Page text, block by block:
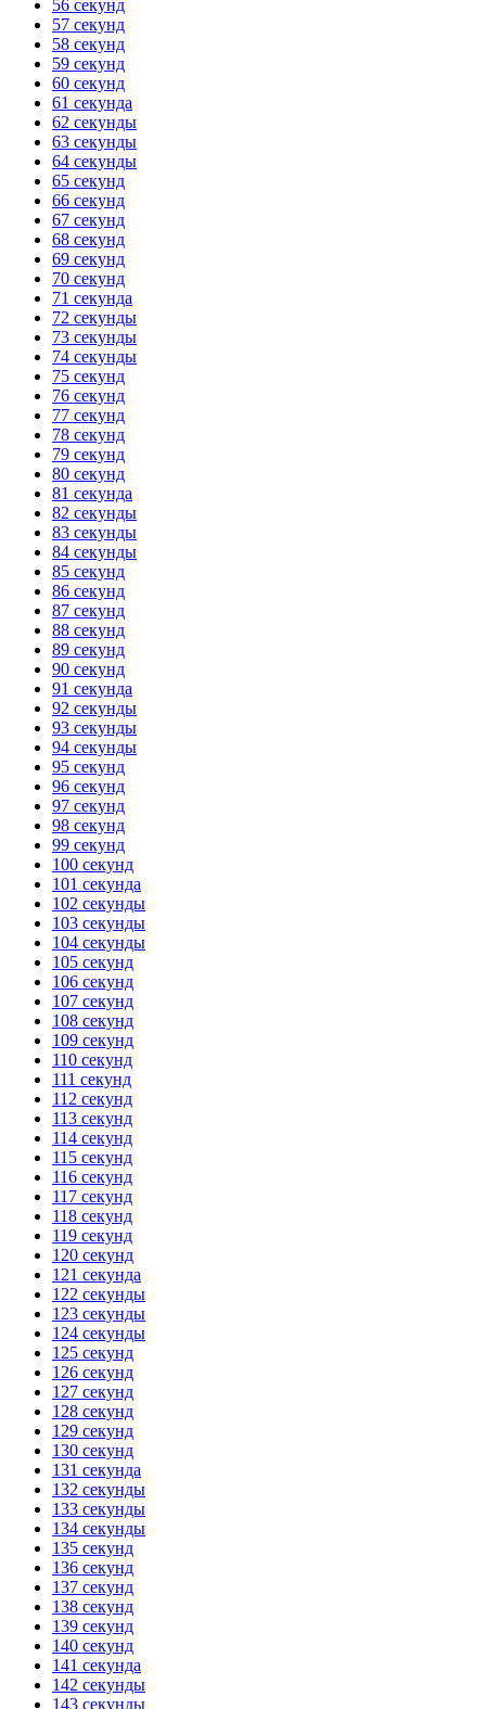
56 секунд
57 секунд
58 секунд
59 секунд
60 секунд
61 секунда
62 секунды
63 секунды
64 секунды
65 секунд
66 секунд
67 секунд
68 секунд
69 секунд
70 секунд
71 секунда
72 секунды
73 секунды
74 секунды
75 секунд
76 секунд
77 секунд
78 секунд
79 секунд
80 секунд
81 секунда
82 секунды
83 секунды
84 секунды
85 секунд
86 секунд
87 секунд
88 секунд
89 секунд
90 секунд
91 секунда
92 секунды
93 секунды
94 секунды
95 секунд
96 секунд
97 секунд
98 секунд
99 секунд
100 секунд
101 секунда
102 секунды
103 секунды
104 секунды
105 секунд
106 секунд
107 секунд
108 секунд
109 секунд
110 секунд
111 секунд
112 секунд
113 секунд
114 секунд
115 секунд
116 секунд
117 секунд
118 секунд
119 секунд
120 секунд
121 секунда
122 секунды
123 секунды
124 секунды
125 секунд
126 секунд
127 секунд
128 секунд
129 секунд
130 секунд
131 секунда
132 секунды
133 секунды
134 секунды
135 секунд
136 секунд
137 секунд
138 секунд
139 секунд
140 секунд
141 секунда
142 секунды
143 секунды